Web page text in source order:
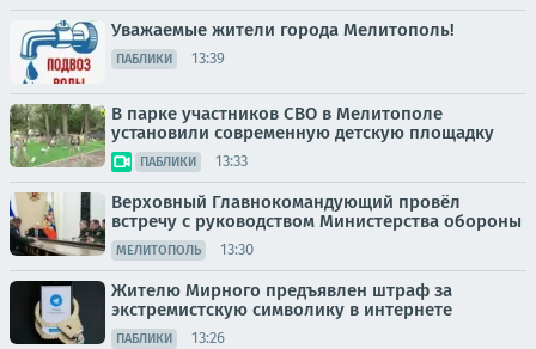
Уважаемые жители города Мелитополь!
ПАБЛИКИ 13:39
В парке участников СВО в Мелитополе
установили современную детскую площадку
ПАБЛИКИ 13:33
Верховный Главнокомандующий провёл
встречу с руководством Министерства обороны
МЕЛИТОПОЛЬ 13:30
Жителю Мирного предъявлен штраф за
экстремистскую символику в интернете
ПАБЛИКИ 13:26